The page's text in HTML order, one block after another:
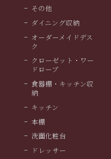
その他
ダイニング収納
オーダーメイドデス
ク
クローゼット・ワー
ドローブ
食器棚・キッチン収
納
キッチン
本棚
洗面化粧台
ドレッサー